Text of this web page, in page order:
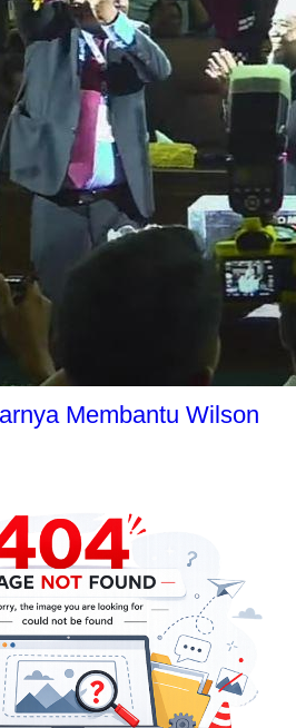
Membantu Wilson